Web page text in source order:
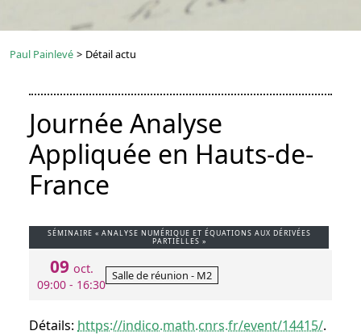
Paul Painlevé > Détail actu
Journée Analyse
Appliquée en Hauts-de-
France
SÉMINAIRE « ANALYSE NUMÉRIQUE ET ÉQUATIONS AUX DÉRIVÉES
PARTIELLES »
09 oct.
09:00 - 16:30
Salle de réunion - M2
Détails: https://indico.math.cnrs.fr/event/14415/.